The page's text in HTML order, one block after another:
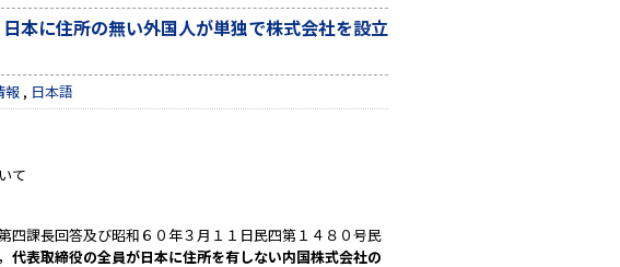
本に住所の無い外国人が単独で株式会社を設立
報 , 日本語
て
四課長回答及び昭和６０年３月１１日民四第１４８０号民
代表取締役の全員が日本に住所を有しない内国株式会社の